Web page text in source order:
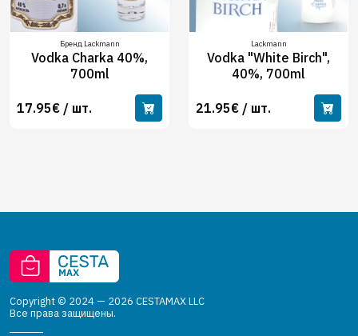
Бренд Lackmann
Vodka Charka 40%,
700ml
17.95€ / шт.
Lackmann
Vodka "White Birch",
40%, 700ml
21.95€ / шт.
Copyright © 2024 — 2026 CESTAMAX LLC
Все права защищены.